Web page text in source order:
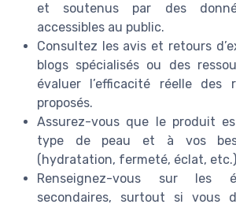
et soutenus par des
accessibles au public.
Consultez les avis et retours
blogs spécialisés ou des
évaluer l’efficacité réelle des
proposés.
Assurez-vous que le produit
type de peau et à vos
(hydratation, fermeté, éclat,
Renseignez-vous sur les
secondaires, surtout si vous